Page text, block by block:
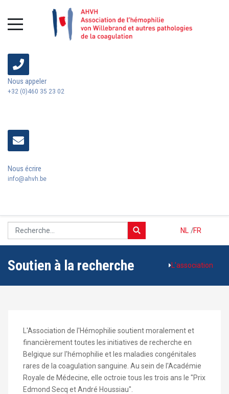
Nous appeler
+32 (0)460 35 23 02
Nous écrire
info@ahvh.be
NL FR
/
Soutien à la recherche L'association
L'Association de l'Hémophilie soutient moralement et
financièrement toutes les initiatives de recherche en
Belgique sur l'hémophilie et les maladies congénitales
rares de la coagulation sanguine. Au sein de l'Académie
Royale de Médecine, elle octroie tous les trois ans le "Prix
Edmond Secq et André Houssiau".